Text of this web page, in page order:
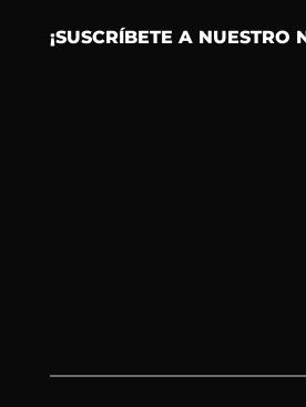
¡SUSCRÍBETE A NUESTRO